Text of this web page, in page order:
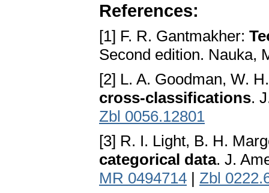
References:
[1] F. R. Gantmakher:
Second edition. Nauka,
[2] L. A. Goodman, W.
cross-classifications.
Zbl 0056.12801
[3] R. I. Light, B. H.
categorical data. J.
MR 0494714 | Zbl